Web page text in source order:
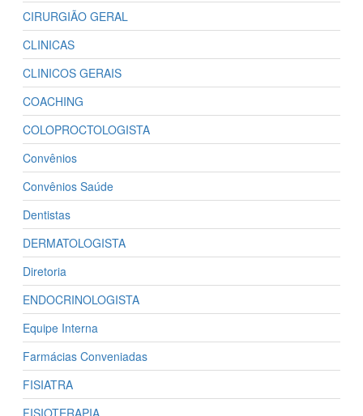
CIRURGIÃO GERAL
CLINICAS
CLINICOS GERAIS
COACHING
COLOPROCTOLOGISTA
Convênios
Convênios Saúde
Dentistas
DERMATOLOGISTA
Diretoria
ENDOCRINOLOGISTA
Equipe Interna
Farmácias Conveniadas
FISIATRA